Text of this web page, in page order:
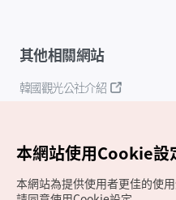
其他相關網站
韓國觀光公社介紹
本網站使用Cookie設
本網站為提供使用者更佳的使